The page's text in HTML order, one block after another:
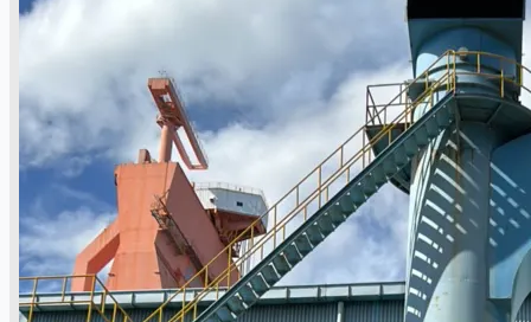
公司名称
认证